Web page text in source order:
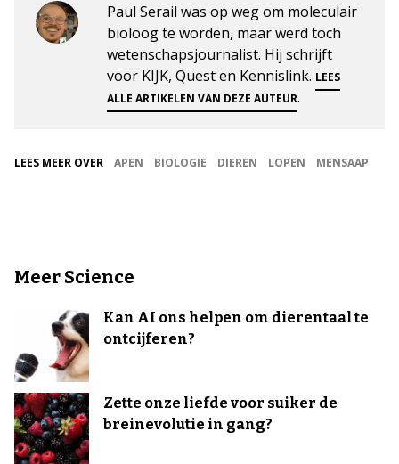
Paul Serail was op weg om moleculair
bioloog te worden, maar werd toch
wetenschapsjournalist. Hij schrijft
voor KIJK, Quest en Kennislink. LEES
ALLE ARTIKELEN VAN DEZE AUTEUR.
LEES MEER OVER APEN BIOLOGIE DIEREN LOPEN MENSAAP
Meer Science
Kan AI ons helpen om dierentaal te
ontcijferen?
Zette onze liefde voor suiker de
breinevolutie in gang?